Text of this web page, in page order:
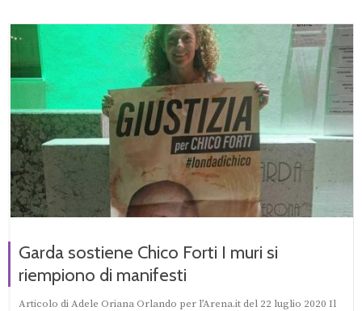
Garda sostiene Chico Forti I muri si
riempiono di manifesti
Articolo di Adele Oriana Orlando per l’Arena.it del 22 luglio 2020 Il